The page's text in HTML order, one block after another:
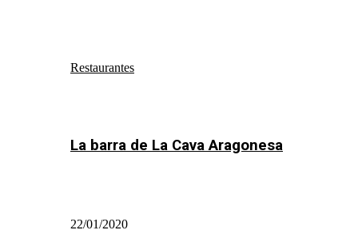
Restaurantes
La barra de La Cava Aragonesa
22/01/2020